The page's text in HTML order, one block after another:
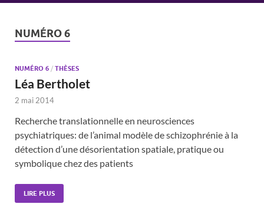
NUMÉRO 6
NUMÉRO 6 / THÈSES
Léa Bertholet
2 mai 2014
Recherche translationnelle en neurosciences
psychiatriques: de l’animal modèle de schizophrénie à la
détection d’une désorientation spatiale, pratique ou
symbolique chez des patients
LIRE PLUS